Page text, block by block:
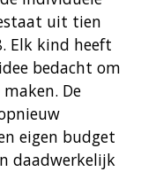
uit tien
Elk kind heeft
bedacht om
De
eigen budget
daadwerkelijk